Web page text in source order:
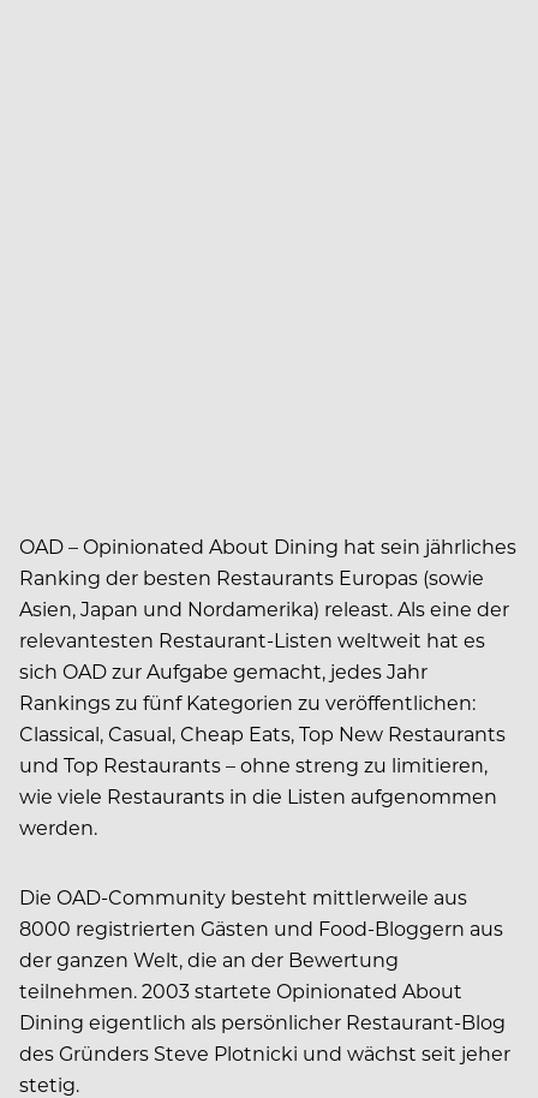
OAD – Opinionated About Dining hat sein jährliches
Ranking der besten Restaurants Europas (sowie
Asien, Japan und Nordamerika) releast. Als eine der
relevantesten Restaurant-Listen weltweit hat es
sich OAD zur Aufgabe gemacht, jedes Jahr
Rankings zu fünf Kategorien zu veröffentlichen:
Classical, Casual, Cheap Eats, Top New Restaurants
und Top Restaurants – ohne streng zu limitieren,
wie viele Restaurants in die Listen aufgenommen
werden.
Die OAD-Community besteht mittlerweile aus
8000 registrierten Gästen und Food-Bloggern aus
der ganzen Welt, die an der Bewertung
teilnehmen. 2003 startete Opinionated About
Dining eigentlich als persönlicher Restaurant-Blog
des Gründers Steve Plotnicki und wächst seit jeher
stetig.